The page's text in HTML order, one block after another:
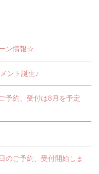
ン情報☆
ント誕生♪
予約、受付は8月を予定
のご予約、受付開始しま